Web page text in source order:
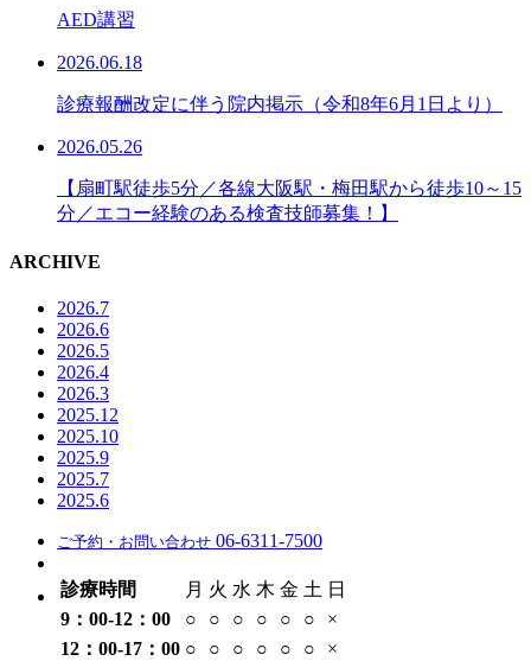
AED講習
2026.06.18
診療報酬改定に伴う院内掲示（令和8年6月1日より）
2026.05.26
【扇町駅徒歩5分／各線大阪駅・梅田駅から徒歩10～15
分／エコー経験のある検査技師募集！】
ARCHIVE
2026.7
2026.6
2026.5
2026.4
2026.3
2025.12
2025.10
2025.9
2025.7
2025.6
ご予約・お問い合わせ 06-6311-7500
診療時間 月 火 水 木 金 土 日
9：00-12：00
○ ○ ○ ○ ○ ○
×
12：00-17：00 ○ ○ ○ ○ ○ ○
×